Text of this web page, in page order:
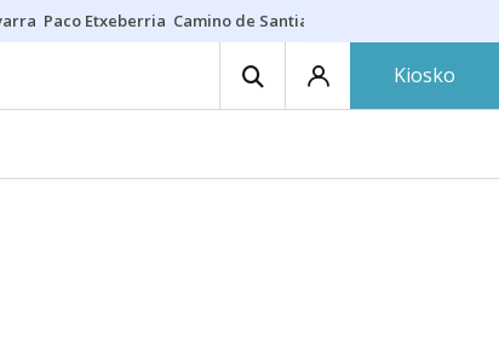
Paco Etxeberria Camino de Santiago
Kiosko